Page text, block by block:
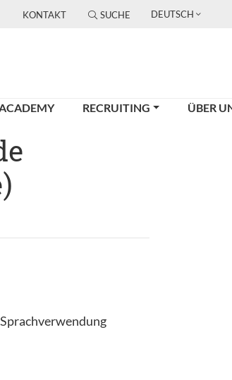
KONTAKT SUCHE DEUTSCH
RECRUITING ÜBER